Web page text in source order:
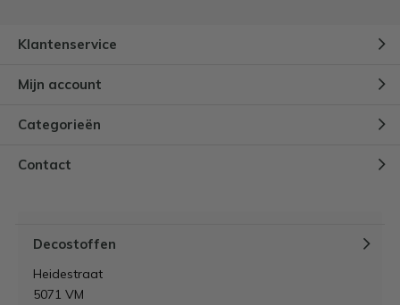
Klantenservice
Mijn account
Categorieën
Contact
Decostoffen
Heidestraat
5071 VM